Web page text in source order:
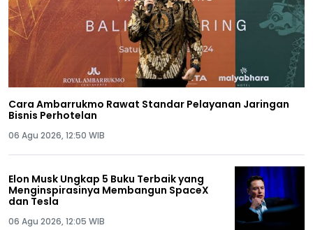
Cara Ambarrukmo Rawat Standar Pelayanan Jaringan
Bisnis Perhotelan
06 Agu 2026, 12:50 WIB
Elon Musk Ungkap 5 Buku Terbaik yang
Menginspirasinya Membangun SpaceX
dan Tesla
06 Agu 2026, 12:05 WIB